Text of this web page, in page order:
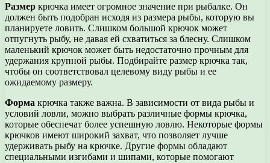
Размер крючка имеет огромное значение при рыбалке. Он
должен быть подобран исходя из размера рыбы, которую вы
планируете ловить. Слишком большой крючок может
отпугнуть рыбу, не давая ей схватиться за блесну. Слишком
маленький крючок может быть недостаточно прочным для
удержания крупной рыбы. Подбирайте размер крючка так,
чтобы он соответствовал целевому виду рыбы и ее
ожидаемому размеру.
Форма крючка также важна. В зависимости от вида рыбы и
условий ловли, можно выбрать различные формы крючка,
которые обеспечат более успешную ловлю. Некоторые формы
крючков имеют широкий захват, что позволяет лучше
удерживать рыбу на крючке. Другие формы обладают
специальными изгибами и шипами, которые помогают